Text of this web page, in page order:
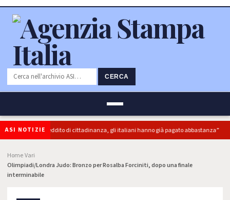
CERCA
ASI NOTIZIE
“superbonus e reddito di cittadinanza, gli italiani hanno già pagato abbastanza”
HomeVari
Olimpiadi/Londra Judo: Bronzo per Rosalba Forciniti, dopo una finale
interminabile